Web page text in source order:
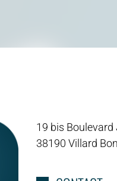
19 bis Boulevard
38190 Villard